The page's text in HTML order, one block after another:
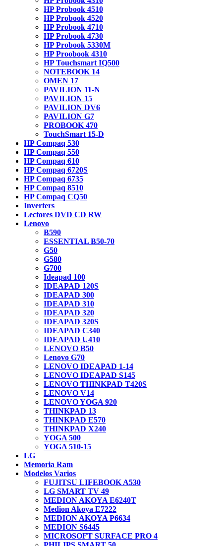
HP Probook 4510
HP Probook 4520
HP Probook 4710
HP Probook 4730
HP Probook 5330M
HP Proobook 4310
HP Touchsmart IQ500
NOTEBOOK 14
OMEN 17
PAVILION 11-N
PAVILION 15
PAVILION DV6
PAVILION G7
PROBOOK 470
TouchSmart 15-D
HP Compaq 530
HP Compaq 550
HP Compaq 610
HP Compaq 6720S
HP Compaq 6735
HP Compaq 8510
HP Compaq CQ50
Inverters
Lectores DVD CD RW
Lenovo
B590
ESSENTIAL B50-70
G50
G580
G700
Ideapad 100
IDEAPAD 120S
IDEAPAD 300
IDEAPAD 310
IDEAPAD 320
IDEAPAD 320S
IDEAPAD C340
IDEAPAD U410
LENOVO B50
Lenovo G70
LENOVO IDEAPAD 1-14
LENOVO IDEAPAD S145
LENOVO THINKPAD T420S
LENOVO V14
LENOVO YOGA 920
THINKPAD 13
THINKPAD E570
THINKPAD X240
YOGA 500
YOGA 510-15
LG
Memoria Ram
Modelos Varios
FUJITSU LIFEBOOK A530
LG SMART TV 49
MEDION AKOYA E6240T
Medion Akoya E7222
MEDION AKOYA P6634
MEDION S6445
MICROSOFT SURFACE PRO 4